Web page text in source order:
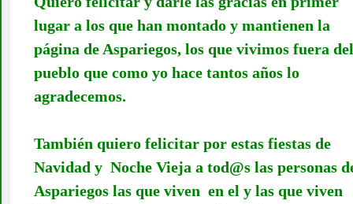
lugar a los que han montado y mantienen la
página de Aspariegos, los que vivimos fuera del
pueblo que como yo hace tantos años lo
agradecemos.
También quiero felicitar por estas fiestas de
Navidad y Noche Vieja a tod@s las personas
Aspariegos las que viven en el y las que viven